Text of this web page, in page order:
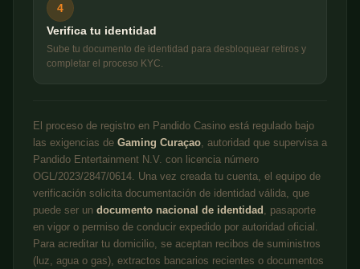
4
Verifica tu identidad
Sube tu documento de identidad para desbloquear retiros y
completar el proceso KYC.
El proceso de registro en Pandido Casino está regulado bajo
las exigencias de Gaming Curaçao , autoridad que supervisa a
Pandido Entertainment N.V. con licencia número
OGL/2023/2847/0614. Una vez creada tu cuenta, el equipo de
verificación solicita documentación de identidad válida, que
puede ser un documento nacional de identidad , pasaporte
en vigor o permiso de conducir expedido por autoridad oficial.
Para acreditar tu domicilio, se aceptan recibos de suministros
(luz, agua o gas), extractos bancarios recientes o documentos